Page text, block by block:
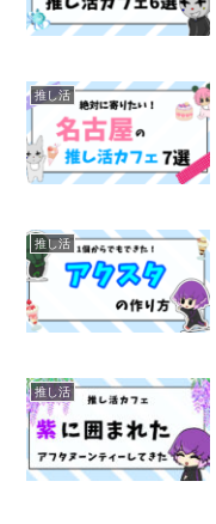
推し活
推し活
推し活